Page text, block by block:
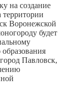
на создание
Воронежской
будет
Павловск,